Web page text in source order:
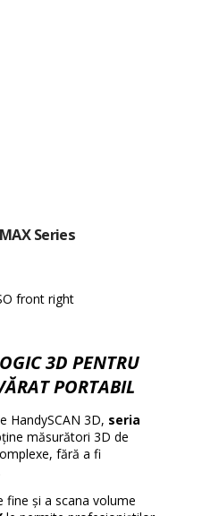
Series
3D PENTRU
PORTABIL
HandySCAN 3D, seria
măsurători 3D de
fără a fi
fine și a scana volume